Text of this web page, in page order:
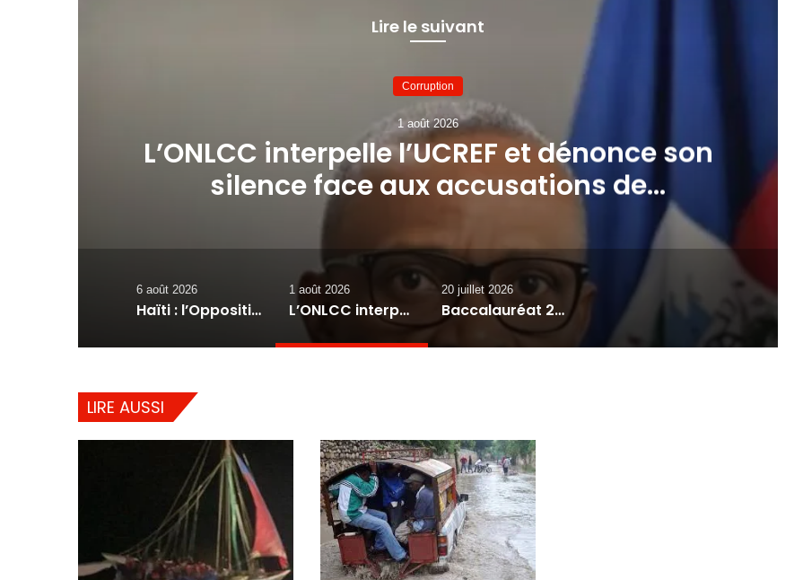
Lire le suivant
Corruption
1 août 2026
L’ONLCC interpelle l’UCREF et dénonce son
silence face aux accusations de
blanchiment d’argent en Haïti
6 août 2026
Haïti : l’Opposition progressiste lance un « Front du Refus » contre la transition et les élections dans les conditions actuelles
1 août 2026
L’ONLCC interpelle l’UCREF et dénonce son silence face aux accusations de blanchiment d’argent en Haïti
20 juillet 2026
Baccalauréat 2026 : le CONEHQ accuse l’État d’échecs majeurs dans l’organisation des examens
LIRE AUSSI